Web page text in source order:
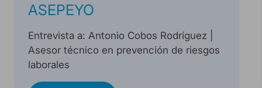
ASEPEYO
Entrevista a: Antonio Cobos Rodríguez |
Asesor técnico en prevención de riesgos
laborales